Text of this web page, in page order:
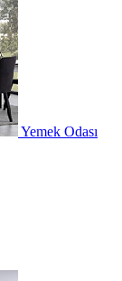
Yemek Odası